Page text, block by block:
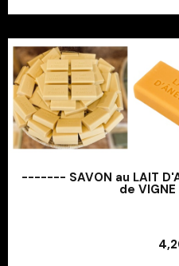
------- SAVON au LAIT
de
Ajouter